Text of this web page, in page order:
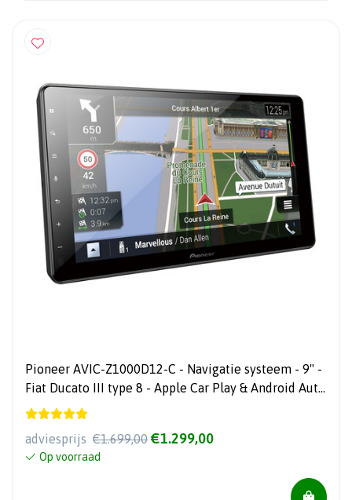
Pioneer AVIC-Z1000D12-C - Navigatie systeem - 9" -
Fiat Ducato III type 8 - Apple Car Play & Android Auto
- Bluetooth - DAB+
adviesprijs €1.699,00 €1.299,00
Op voorraad